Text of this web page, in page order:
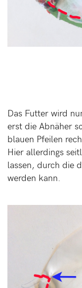
Das Futter wird
erst die Abnäher
blauen Pfeilen
Hier allerdings
lassen, durch die
werden kann.